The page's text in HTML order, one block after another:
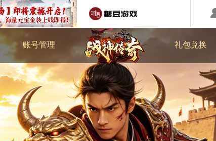
回合制游戏
醉红楼
醉八仙
游】神兽版
国战游戏
秦始皇
斗神
特色游戏
勇士无双
账号管理 礼包兑换
账号注册